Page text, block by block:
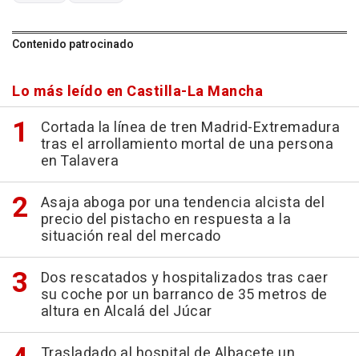
Contenido patrocinado
Lo más leído en Castilla-La Mancha
Cortada la línea de tren Madrid-Extremadura
tras el arrollamiento mortal de una persona
en Talavera
Asaja aboga por una tendencia alcista del
precio del pistacho en respuesta a la
situación real del mercado
Dos rescatados y hospitalizados tras caer
su coche por un barranco de 35 metros de
altura en Alcalá del Júcar